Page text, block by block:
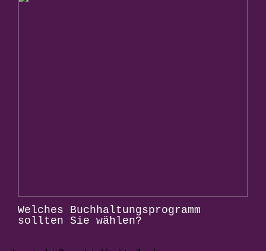
Welches Buchhaltungsprogramm
sollten Sie wählen?